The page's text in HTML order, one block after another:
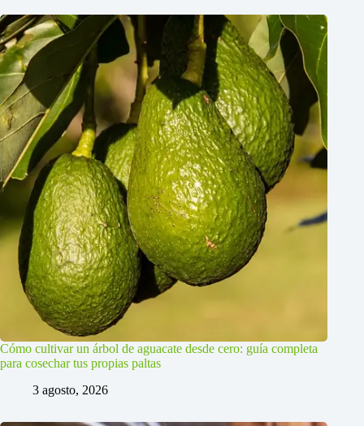
Cómo cultivar un árbol de aguacate desde cero: guía completa
para cosechar tus propias paltas
3 agosto, 2026